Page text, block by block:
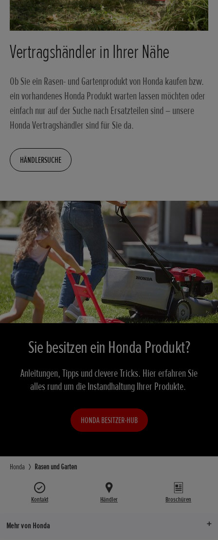
Vertragshändler in Ihrer Nähe
Ob Sie ein Rasen- und Gartenprodukt von Honda kaufen bzw.
ein vorhandenes Honda Produkt warten lassen möchten oder
einfach nur auf der Suche nach Ersatzteilen sind – unsere
Honda Vertragshändler sind für Sie da.
HÄNDLERSUCHE
Sie besitzen ein Honda Produkt?
Anleitungen, Tipps und clevere Tricks. Hier erfahren Sie
alles rund um die Instandhaltung Ihrer Produkte.
HONDA BESITZER-HUB
Honda Rasen und Garten
Kontakt Händler Broschüren
Mehr von Honda